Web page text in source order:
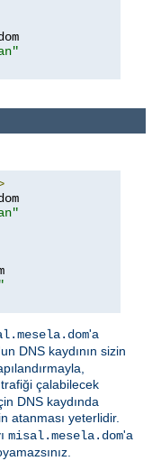
'a
DNS kaydının sizin
çalabilecek
DNS kaydında
atanması yeterlidir.
misal.mesela.dom'a